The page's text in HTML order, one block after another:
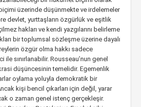
üzerinde düşünmekte ve irdelemeler
devlet, yurttaşların özgürlük ve eşitlik
hakları ve kendi yazgılarını belirleme
bir toplumsal sözleşme üzerine dayalı
özgür olma hakkı sadece
sınırlanabilir. Rousseau’nun genel
düşüncesinin temelidir. Egemenlik
oylama yoluyla demokratik bir
kişi bencil çıkarları için değil, yarar
o zaman genel istenç gerçekleşir.